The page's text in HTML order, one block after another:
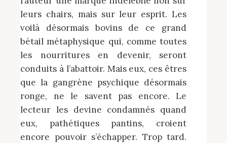
leurs chairs, mais sur leur esprit. Les
voilà désormais bovins de ce grand
bétail métaphysique qui, comme toutes
les nourritures en devenir, seront
conduits à l’abattoir. Mais eux, ces êtres
que la gangrène psychique désormais
ronge, ne le savent pas encore. Le
lecteur les devine condamnés quand
eux, pathétiques pantins, croient
encore pouvoir s’échapper. Trop tard.